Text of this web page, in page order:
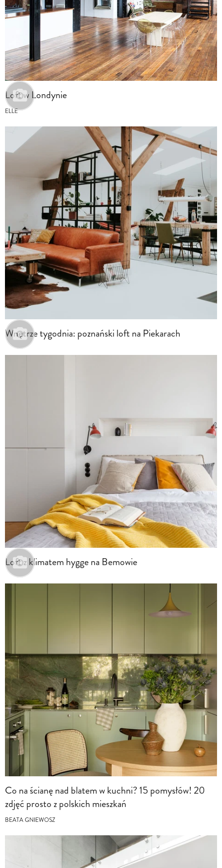
Loft w Londynie
ELLE
Wnętrze tygodnia: poznański loft na Piekarach
Loft z klimatem hygge na Bemowie
Co na ścianę nad blatem w kuchni? 15 pomysłów! 20
zdjęć prosto z polskich mieszkań
BEATA GNIEWOSZ